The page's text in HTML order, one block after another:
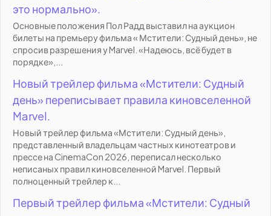
это нормально».
Основные положения Пол Радд выставил на аукцион
билеты на премьеру фильма « Мстители: Судный день», не
спросив разрешения у Marvel. «Надеюсь, всё будет в
порядке»,...
Новый трейлер фильма «Мстители: Судный
день» переписывает правила киновселенной
Marvel.
Новый трейлер фильма «Мстители: Судный день»,
представленный владельцам частных кинотеатров и
прессе на CinemaCon 2026, переписал несколько
неписаных правил киновселенной Marvel. Первый
полноценный трейлер к...
Первый трейлер фильма «Мстители: Судный